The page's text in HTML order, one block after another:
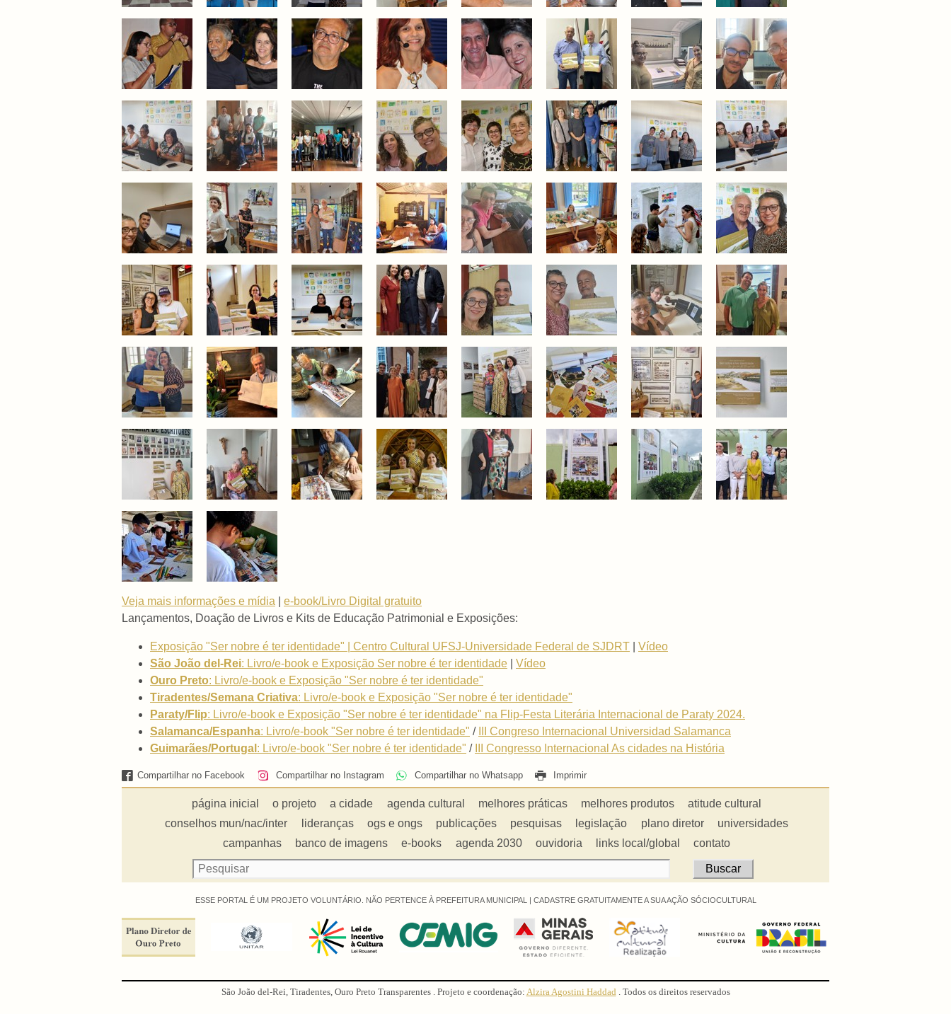
Veja mais informações e mídia
e-book/Livro Digital gratuito
Lançamentos, Doação de Livros e Kits de Educação Patrimonial e Exposições:
Exposição "Ser nobre é ter identidade" | Centro Cultural UFSJ-Universidade Federal de SJDRT
Vídeo
São João del-Rei: Livro/e-book e Exposição Ser nobre é ter identidade
Vídeo
Ouro Preto: Livro/e-book e Exposição "Ser nobre é ter identidade"
Tiradentes/Semana Criativa: Livro/e-book e Exposição "Ser nobre é ter identidade"
Paraty/Flip: Livro/e-book e Exposição "Ser nobre é ter identidade" na Flip-Festa Literária Internacional de Paraty 2024.
Salamanca/Espanha: Livro/e-book "Ser nobre é ter identidade" /
III Congreso Internacional Universidad Salamanca
Guimarães/Portugal : Livro/e-book "Ser nobre é ter identidade" / III Congresso Internacional As cidades na História
Compartilhar no Facebook Compartilhar no Instagram Compartilhar no Whatsapp Imprimir
página inicial o projeto a cidade agenda cultural melhores práticas melhores produtos
atitude cultural
conselhos mun/nac/inter
lideranças ogs e ongs publicações pesquisas legislação plano diretor
universidades
campanhas
banco de imagens e-books agenda 2030 ouvidoria links local/global contato
ESSE PORTAL É UM PROJETO VOLUNTÁRIO. NÃO PERTENCE À PREFEITURA MUNICIPAL | CADASTRE GRATUITAMENTE A SUA AÇÃO SÓCIOCULTURAL
São João del-Rei, Tiradentes, Ouro Preto Transparentes . Projeto e coordenação: Alzira Agostini Haddad . Todos os direitos reservados